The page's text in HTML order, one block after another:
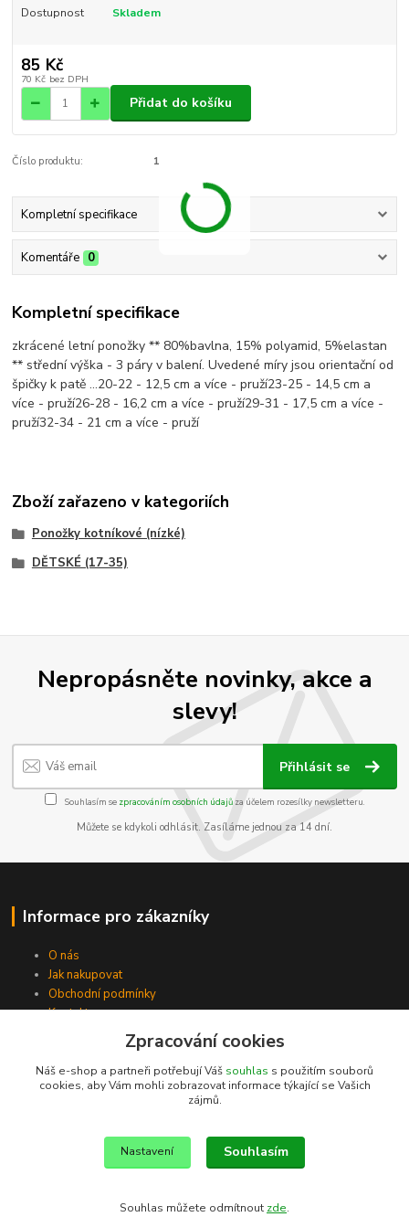
Dostupnost Skladem
85 Kč
70 Kč bez DPH
Přidat do košíku
Číslo produktu: 1
Kompletní specifikace
Komentáře 0
Kompletní specifikace
zkrácené letní ponožky ** 80%bavlna, 15% polyamid, 5%elastan
** střední výška - 3 páry v balení. Uvedené míry jsou orientační od
špičky k patě ...20-22 - 12,5 cm a více - pruží23-25 - 14,5 cm a
více - pruží26-28 - 16,2 cm a více - pruží29-31 - 17,5 cm a více -
pruží32-34 - 21 cm a více - pruží
Zboží zařazeno v kategoriích
Ponožky kotníkové (nízké)
DĚTSKÉ (17-35)
Nepropásněte novinky, akce a
slevy!
Přihlásit se
Souhlasím se zpracováním osobních údajůza účelem rozesílky newsletteru.
Můžete se kdykoli odhlásit. Zasíláme jednou za 14 dní.
Informace pro zákazníky
O nás
Jak nakupovat
Obchodní podmínky
Kontakty
Zpracování cookies
Náš e-shop a partneři potřebují Váš souhlas s použitím souborů
cookies, aby Vám mohli zobrazovat informace týkající se Vašich
zájmů.
Nastavení Souhlasím
Souhlas můžete odmítnout zde.